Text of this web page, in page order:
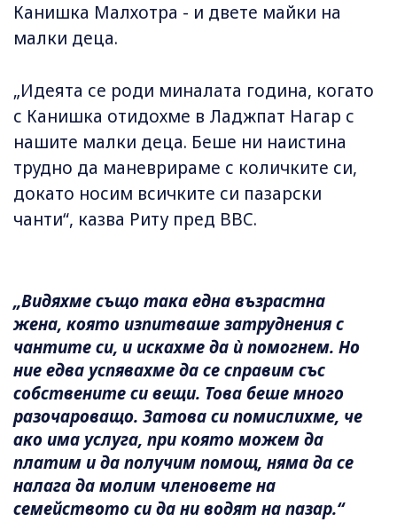
Канишка Малхотра - и двете майки на
малки деца.
„Идеята се роди миналата година, когато
с Канишка отидохме в Ладжпат Нагар с
нашите малки деца. Беше ни наистина
трудно да маневрираме с количките си,
докато носим всичките си пазарски
чанти“, казва Риту пред BBC.
„Видяхме също така една възрастна
жена, която изпитваше затруднения с
чантите си, и искахме да ѝ помогнем. Но
ние едва успявахме да се справим със
собствените си вещи. Това беше много
разочароващо. Затова си помислихме, че
ако има услуга, при която можем да
платим и да получим помощ, няма да се
налага да молим членовете на
семейството си да ни водят на пазар.“